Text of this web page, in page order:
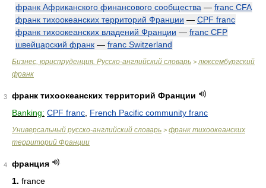
франк Африканского финансового сообщества — franc CFA
франк тихоокеанских территорий Франции — CPF franc
франк тихоокеанских владений Франции — franc CFP
швейцарский франк — franc Switzerland
Бизнес, юриспруденция. Русско-английский словарь > люксембургский
франк
3
франк тихоокеанских территорий Франции
Banking: CPF franc French Pacific community franc
Универсальный русско-английский словарь > франк тихоокеанских
территорий Франции
4
франция
1. france